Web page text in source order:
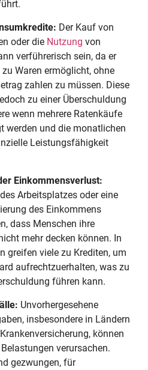
Der Kauf von
oder die Nutzung von
verführerisch sein, da er
Waren ermöglicht, ohne
zahlen zu müssen. Diese
zu einer Überschuldung
wenn mehrere Ratenkäufe
werden und die monatlichen
Leistungsfähigkeit
Einkommensverlust:
Arbeitsplatzes oder eine
des Einkommens
dass Menschen ihre
mehr decken können. In
greifen viele zu Krediten, um
aufrechtzuerhalten, was zu
führen kann.
Unvorhergesehene
insbesondere in Ländern
können
verursachen.
gezwungen, für